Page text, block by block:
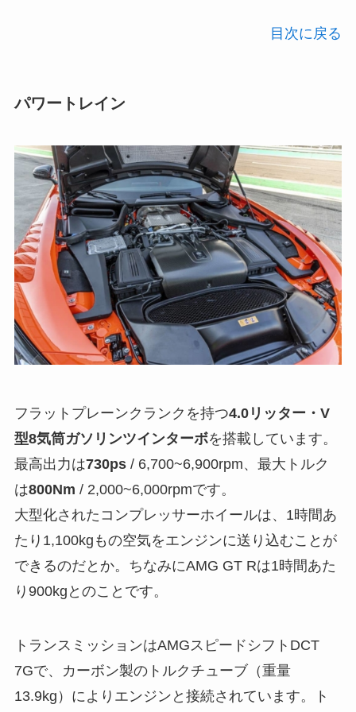
目次に戻る
パワートレイン
フラットプレーンクランクを持つ4.0リッター・V
型8気筒ガソリンツインターボを搭載しています。
最高出力は730ps/ 6,700~6,900rpm、最大トルク
は800Nm / 2,000~6,000rpmです。
大型化されたコンプレッサーホイールは、1時間あ
たり1,100kgもの空気をエンジンに送り込むことが
できるのだとか。ちなみにAMG GT Rは1時間あた
り900kgとのことです。
トランスミッションはAMGスピードシフトDCT
7Gで、カーボン製のトルクチューブ（重量
13.9kg）によりエンジンと接続されています。ト